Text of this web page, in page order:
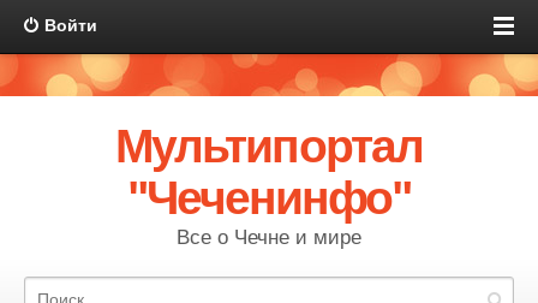
Войти
Мультипортал
"Чеченинфо"
Все о Чечне и мире